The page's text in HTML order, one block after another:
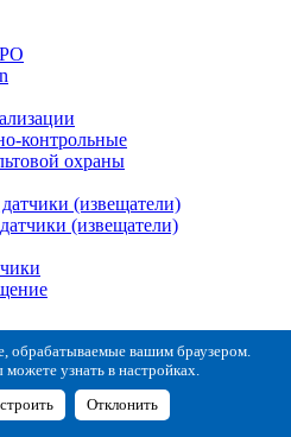
контрольные
охраны
(извещатели)
(извещатели)
материалы
для извещателей
обрабатываемые вашим браузером.
узнать в настройках.
Отклонить